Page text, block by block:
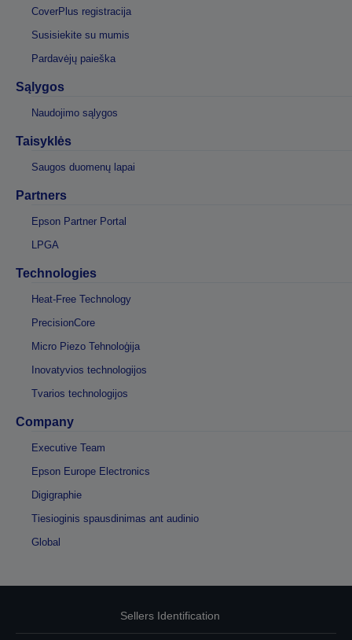
CoverPlus registracija
Susisiekite su mumis
Pardavėjų paieška
Sąlygos
Naudojimo sąlygos
Taisyklės
Saugos duomenų lapai
Partners
Epson Partner Portal
LPGA
Technologies
Heat-Free Technology
PrecisionCore
Micro Piezo Tehnoloģija
Inovatyvios technologijos
Tvarios technologijos
Company
Executive Team
Epson Europe Electronics
Digigraphie
Tiesioginis spausdinimas ant audinio
Global
Sellers Identification